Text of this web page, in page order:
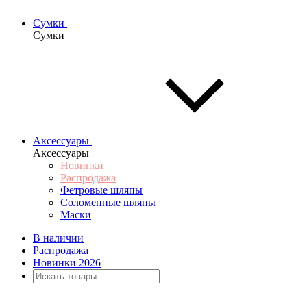
Сумки
Сумки
Аксессуары
Аксессуары
Новинки
Распродажа
Фетровые шляпы
Соломенные шляпы
Маски
В наличии
Распродажа
Новинки 2026